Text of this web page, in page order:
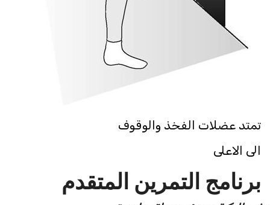
تمتد عضلات الفخذ والوقوف
الى الاعلى
برنامج التمرين المتقدم